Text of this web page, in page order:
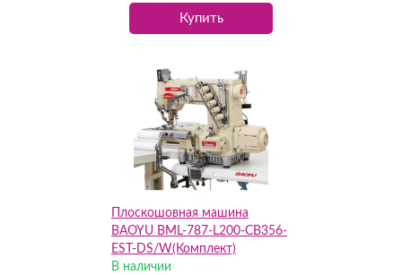
Купить
Плоскошовная машина
BAOYU BML-787-L200-CB356-
EST-DS/W(Комплект)
В наличии